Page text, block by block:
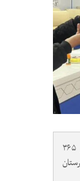
رییس هیات پزشکی ورزشی لرستان گفت: ۷۹هزارو ۳۶۵